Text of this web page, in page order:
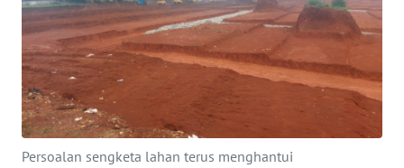
Persoalan sengketa lahan terus menghantui
BERITA
KONTAK
KAMI
INFO
IKLAN